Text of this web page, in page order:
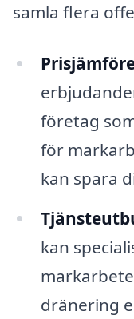
samla flera
företag
för
kan spara
kan
dränering